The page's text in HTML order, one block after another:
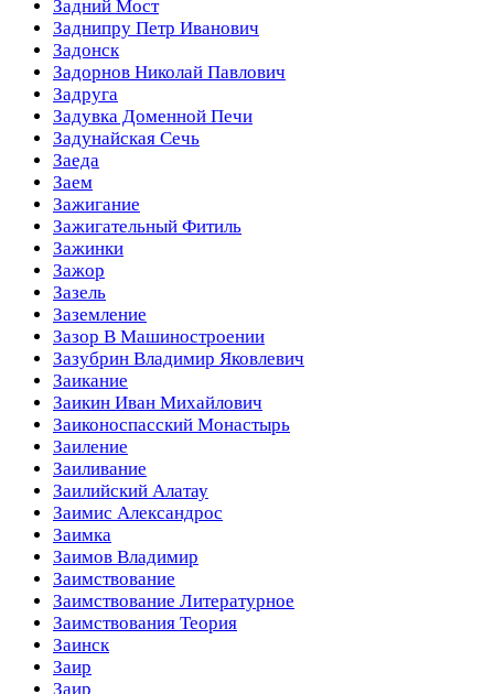
Задний Мост
Заднипру Петр Иванович
Задонск
Задорнов Николай Павлович
Задруга
Задувка Доменной Печи
Задунайская Сечь
Заеда
Заем
Зажигание
Зажигательный Фитиль
Зажинки
Зажор
Зазель
Заземление
Зазор В Машиностроении
Зазубрин Владимир Яковлевич
Заикание
Заикин Иван Михайлович
Заиконоспасский Монастырь
Заиление
Заиливание
Заилийский Алатау
Заимис Александрос
Заимка
Заимов Владимир
Заимствование
Заимствование Литературное
Заимствования Теория
Заинск
Заир
Заир